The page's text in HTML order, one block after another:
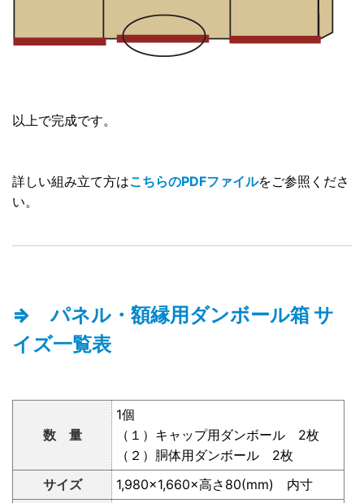
以上で完成です。
詳しい組み立て方はこちらのPDFファイルをご参照くださ
い。
⇒ パネル・額縁用ダンボール箱 サ
イズ一覧表
数 量
1個
（１）キャップ用ダンボール 2枚
（２）胴体用ダンボール 2枚
サイズ
1,980×1,660×高さ80(mm) 内寸